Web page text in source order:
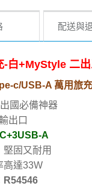
配送與
白+MyStyle 二
c/USB-A 萬用旅
國必備神器
出口
A
堅固又耐用
高達33W
R54546